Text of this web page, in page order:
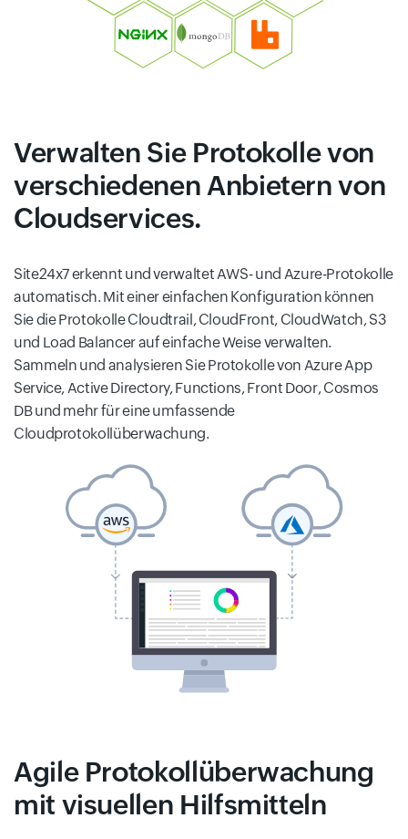
Verwalten Sie Protokolle von
verschiedenen Anbietern von
Cloudservices.
Site24x7 erkennt und verwaltet AWS- und Azure-Protokolle
automatisch. Mit einer einfachen Konfiguration können
Sie die Protokolle Cloudtrail, CloudFront, CloudWatch, S3
und Load Balancer auf einfache Weise verwalten.
Sammeln und analysieren Sie Protokolle von Azure App
Service, Active Directory, Functions, Front Door, Cosmos
DB und mehr für eine umfassende
Cloudprotokollüberwachung.
Agile Protokollüberwachung
mit visuellen Hilfsmitteln